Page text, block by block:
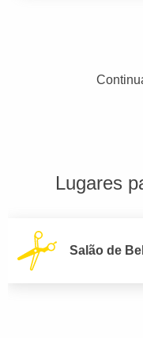
Lugares
Salão de